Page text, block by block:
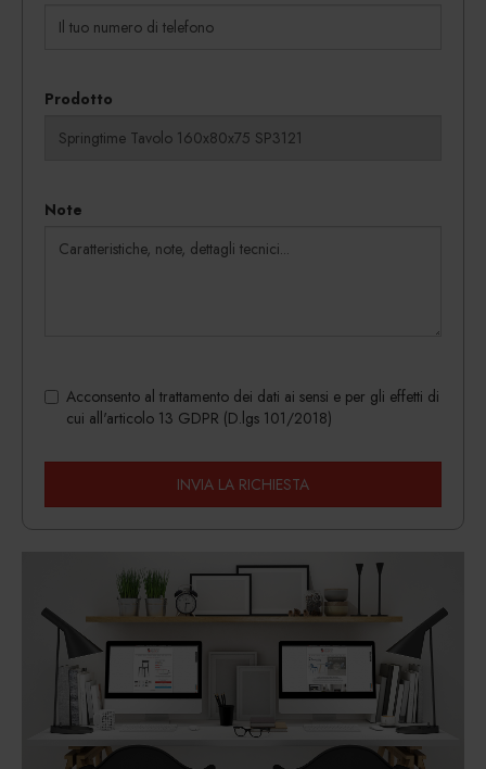
Prodotto
Note
Acconsento al trattamento dei dati ai sensi e per gli effetti di
cui all'articolo 13 GDPR (D.lgs 101/2018)
INVIA LA RICHIESTA